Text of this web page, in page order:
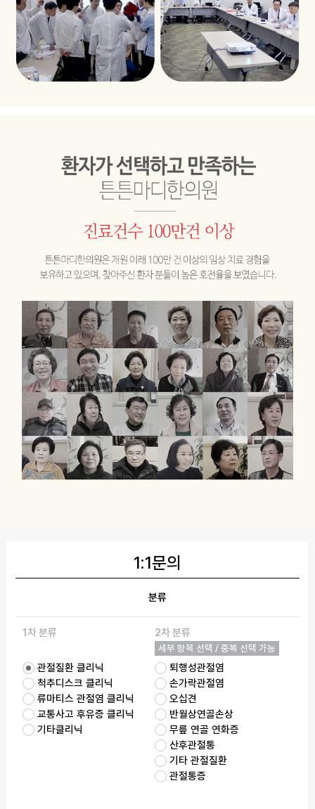
1:1문의
분류
1차 분류
관절질환 클리닉
척추디스크 클리닉
류마티스 관절염 클리닉
교통사고 후유증 클리닉
기타클리닉
2차 분류
세부 항목 선택 / 중복 선택 가능
퇴행성관절염
손가락관절염
오십견
반월상연골손상
무릎 연골 연화증
산후관절통
기타 관절질환
관절통증